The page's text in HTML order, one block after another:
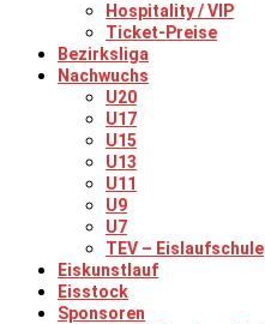
Hospitality / VIP
Ticket-Preise
Bezirksliga
Nachwuchs
U20
U17
U15
U13
U11
U9
U7
TEV – Eislaufschule
Eiskunstlauf
Eisstock
Sponsoren